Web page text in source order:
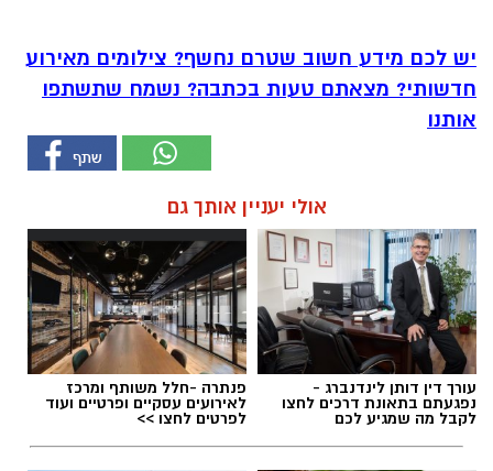
יש לכם מידע חשוב שטרם נחשף? צילומים מאירוע
חדשותי? מצאתם טעות בכתבה? נשמח שתשתפו
אותנו
אולי יעניין אותך גם
עורך דין דותן לינדנברג -
נפגעתם בתאונת דרכים לחצו
לקבל מה שמגיע לכם
פנתרה -חלל משותף ומרכז
לאירועים עסקיים ופרטיים ועוד
לפרטים לחצו >>